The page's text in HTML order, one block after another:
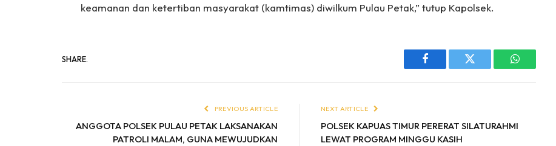
keamanan dan ketertiban masyarakat (kamtimas) diwilkum Pulau Petak,” tutup Kapolsek.
SHARE.
Facebook Twitter WhatsApp
PREVIOUS ARTICLE
ANGGOTA POLSEK PULAU PETAK LAKSANAKAN
PATROLI MALAM, GUNA MEWUJUDKAN
NEXT ARTICLE
POLSEK KAPUAS TIMUR PERERAT SILATURAHMI
LEWAT PROGRAM MINGGU KASIH